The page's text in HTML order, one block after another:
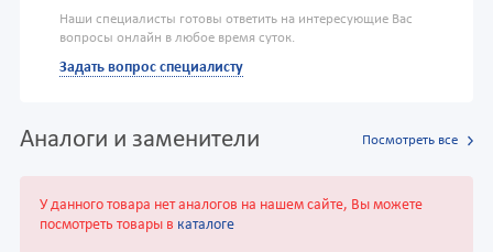
Наши специалисты готовы ответить на интересующие Вас
вопросы онлайн в любое время суток.
Задать вопрос специалисту
Аналоги и заменители Посмотреть все
У данного товара нет аналогов на нашем сайте, Вы можете
посмотреть товары в каталоге